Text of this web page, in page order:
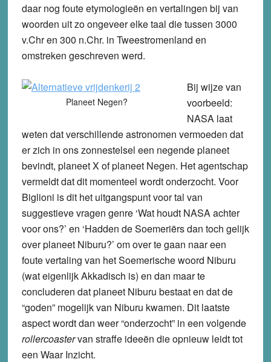
daar nog foute etymologieën en vertalingen bij van
woorden uit zo ongeveer elke taal die tussen 3000
v.Chr en 300 n.Chr. in Tweestromenland en
omstreken geschreven werd.
Planeet Negen?
Bij wijze van
voorbeeld:
NASA laat
weten dat verschillende astronomen vermoeden dat
er zich in ons zonnestelsel een negende planeet
bevindt, planeet X of planeet Negen. Het agentschap
vermeldt dat dit momenteel wordt onderzocht. Voor
Biglioni is dit het uitgangspunt voor tal van
suggestieve vragen genre ‘Wat houdt NASA achter
voor ons?’ en ‘Hadden de Soemeriërs dan toch gelijk
over planeet Niburu?’ om over te gaan naar een
foute vertaling van het Soemerische woord Niburu
(wat eigenlijk Akkadisch is) en dan maar te
concluderen dat planeet Niburu bestaat en dat de
“goden” mogelijk van Niburu kwamen. Dit laatste
aspect wordt dan weer “onderzocht” in een volgende
rollercoastervan straffe ideeën die opnieuw leidt tot
een Waar Inzicht.